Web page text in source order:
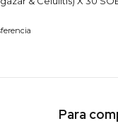
Para